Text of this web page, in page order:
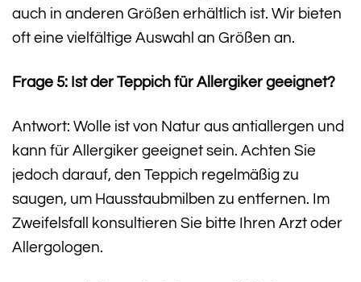
auch in anderen Größen erhältlich ist. Wir bieten
oft eine vielfältige Auswahl an Größen an.
Frage 5: Ist der Teppich für Allergiker geeignet?
Antwort: Wolle ist von Natur aus antiallergen und
kann für Allergiker geeignet sein. Achten Sie
jedoch darauf, den Teppich regelmäßig zu
saugen, um Hausstaubmilben zu entfernen. Im
Zweifelsfall konsultieren Sie bitte Ihren Arzt oder
Allergologen.